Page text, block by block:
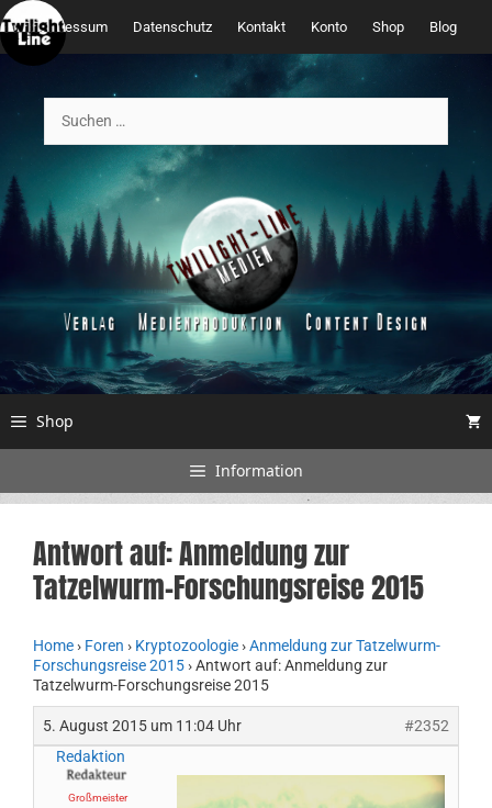
Zum
Inhalt
springen
Impressum Datenschutz Kontakt Konto Shop Blog
nach:
Shop
Information
Antwort auf: Anmeldung zur
Tatzelwurm-Forschungsreise 2015
Home› Foren › Kryptozoologie›Anmeldung zur Tatzelwurm-
Forschungsreise 2015›Antwort auf: Anmeldung zur
Tatzelwurm-Forschungsreise 2015
5. August 2015 um 11:04 Uhr
#2352
Redaktion
Großmeister